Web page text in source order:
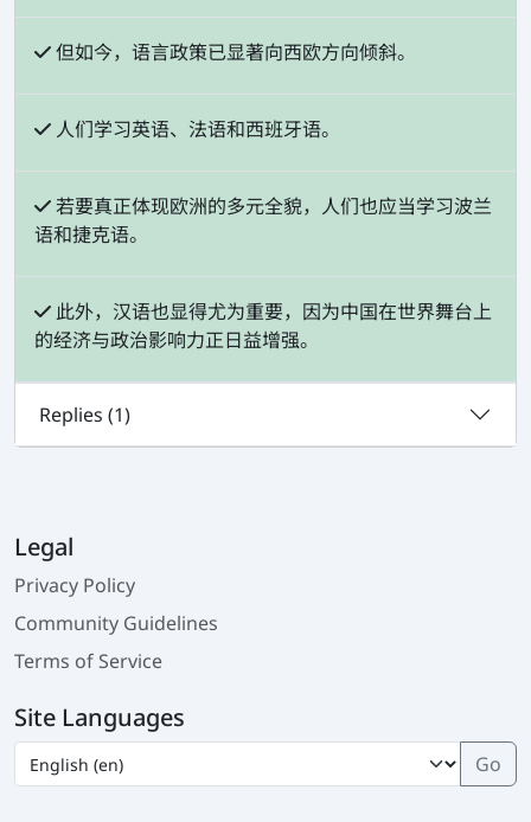
但如今，语言政策已显著向西欧方向倾斜。
人们学习英语、法语和西班牙语。
若要真正体现欧洲的多元全貌，人们也应当学习波兰
语和捷克语。
此外，汉语也显得尤为重要，因为中国在世界舞台上
的经济与政治影响力正日益增强。
Replies (1)
Legal
Privacy Policy
Community Guidelines
Terms of Service
Site Languages